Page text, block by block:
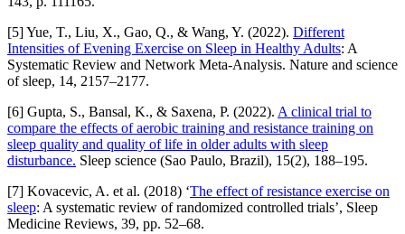
[5] Yue, T., Liu, X., Gao, Q., & Wang, Y. (2022). Different
Intensities of Evening Exercise on Sleep in Healthy Adults: A
Systematic Review and Network Meta-Analysis. Nature and science
of sleep, 14, 2157–2177.
[6] Gupta, S., Bansal, K., & Saxena, P. (2022). A clinical trial to
compare the effects of aerobic training and resistance training on
sleep quality and quality of life in older adults with sleep
disturbance. Sleep science (Sao Paulo, Brazil), 15(2), 188–195.
[7] Kovacevic, A. et al. (2018) ‘The effect of resistance exercise on
sleep: A systematic review of randomized controlled trials’, Sleep
Medicine Reviews, 39, pp. 52–68.